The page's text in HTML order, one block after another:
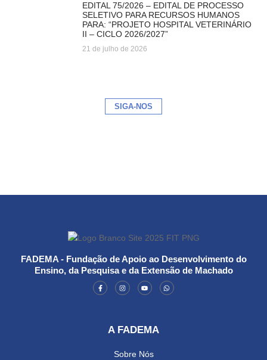
EDITAL 75/2026 – EDITAL DE PROCESSO
SELETIVO PARA RECURSOS HUMANOS
PARA: “PROJETO HOSPITAL VETERINÁRIO
II – CICLO 2026/2027”
21 de julho de 2026
SIGA-NOS
FADEMA - Fundação de Apoio ao Desenvolvimento do
Ensino, da Pesquisa e da Extensão de Machado
A FADEMA
Sobre Nós